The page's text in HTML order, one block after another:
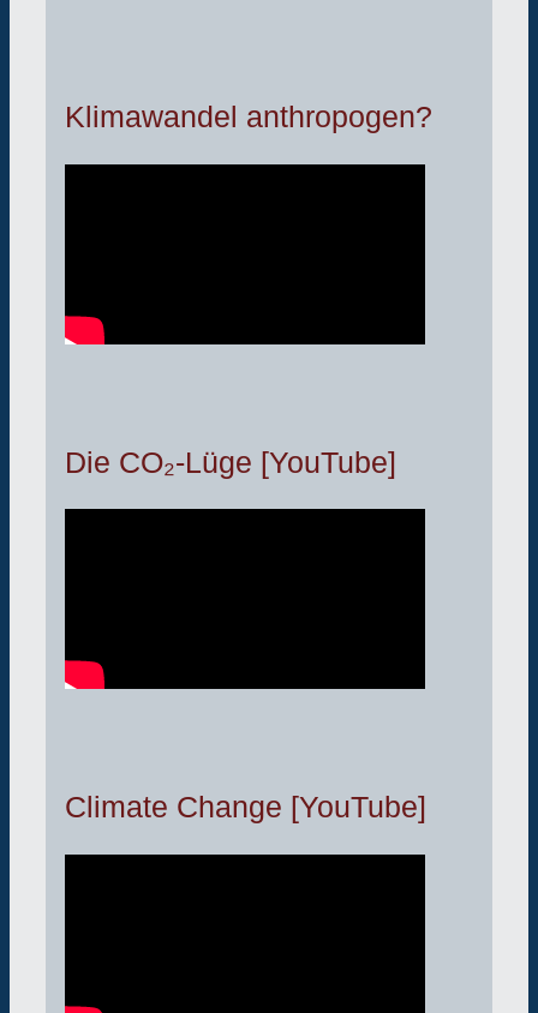
Klimawandel anthropogen?
Die CO₂-Lüge [YouTube]
Climate Change [YouTube]